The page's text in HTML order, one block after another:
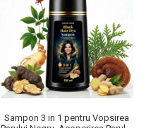
Sampon 3 in 1 pentru Vopsirea